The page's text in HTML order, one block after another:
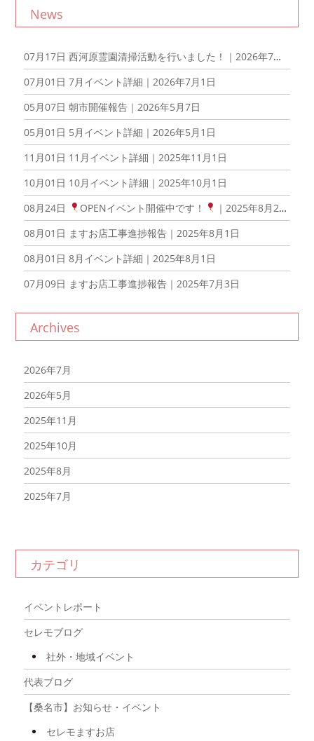
News
07月17日 西河原霊園清掃活動を行いました！｜2026年7月17日
07月01日 7月イベント詳細｜2026年7月1日
05月07日 朝市開催報告｜2026年5月7日
05月01日 5月イベント詳細｜2026年5月1日
11月01日 11月イベント詳細｜2025年11月1日
10月01日 10月イベント詳細｜2025年10月1日
08月24日
OPENイベント開催中です！
｜2025年8月24日
08月01日 ますお店工事進捗報告｜2025年8月1日
08月01日 8月イベント詳細｜2025年8月1日
07月09日 ますお店工事進捗報告｜2025年7月3日
Archives
2026年7月
2026年5月
2025年11月
2025年10月
2025年8月
2025年7月
カテゴリ
イベントレポート
セレモブログ
社外・地域イベント
代表ブログ
【桑名市】お知らせ・イベント
セレモますお店